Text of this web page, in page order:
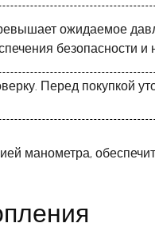
ожидаемое
безопасности
Перед покупкой
манометра,